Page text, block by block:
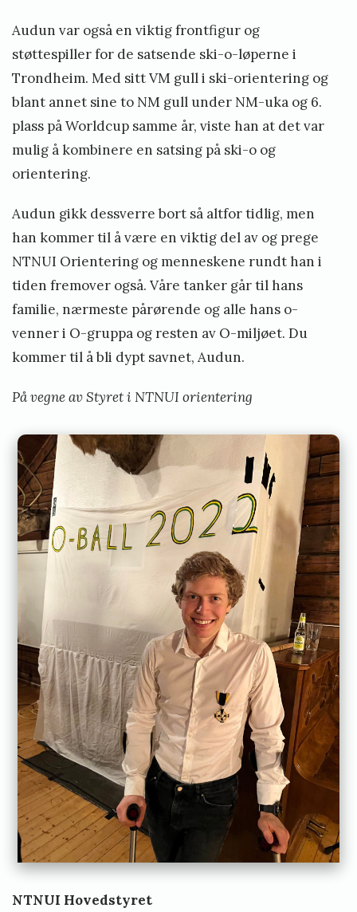
Audun var også en viktig frontfigur og
støttespiller for de satsende ski-o-løperne i
Trondheim. Med sitt VM gull i ski-orientering og
blant annet sine to NM gull under NM-uka og 6.
plass på Worldcup samme år, viste han at det var
mulig å kombinere en satsing på ski-o og
orientering.
Audun gikk dessverre bort så altfor tidlig, men
han kommer til å være en viktig del av og prege
NTNUI Orientering og menneskene rundt han i
tiden fremover også. Våre tanker går til hans
familie, nærmeste pårørende og alle hans o-
venner i O-gruppa og resten av O-miljøet. Du
kommer til å bli dypt savnet, Audun.
På vegne av Styret i NTNUI orientering
NTNUI Hovedstyret